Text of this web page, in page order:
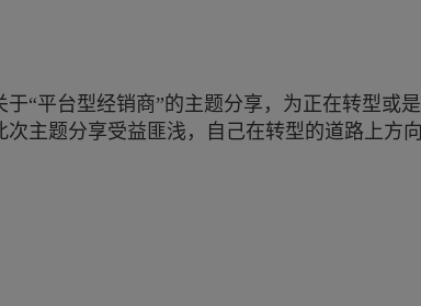
于“平台型经销商”的主题分享，为正在转型或
主题分享受益匪浅，自己在转型的道路上方